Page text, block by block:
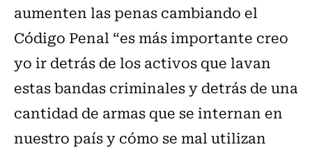
aumenten las penas cambiando el
Código Penal “es más importante creo
yo ir detrás de los activos que lavan
estas bandas criminales y detrás de una
cantidad de armas que se internan en
nuestro país y cómo se mal utilizan